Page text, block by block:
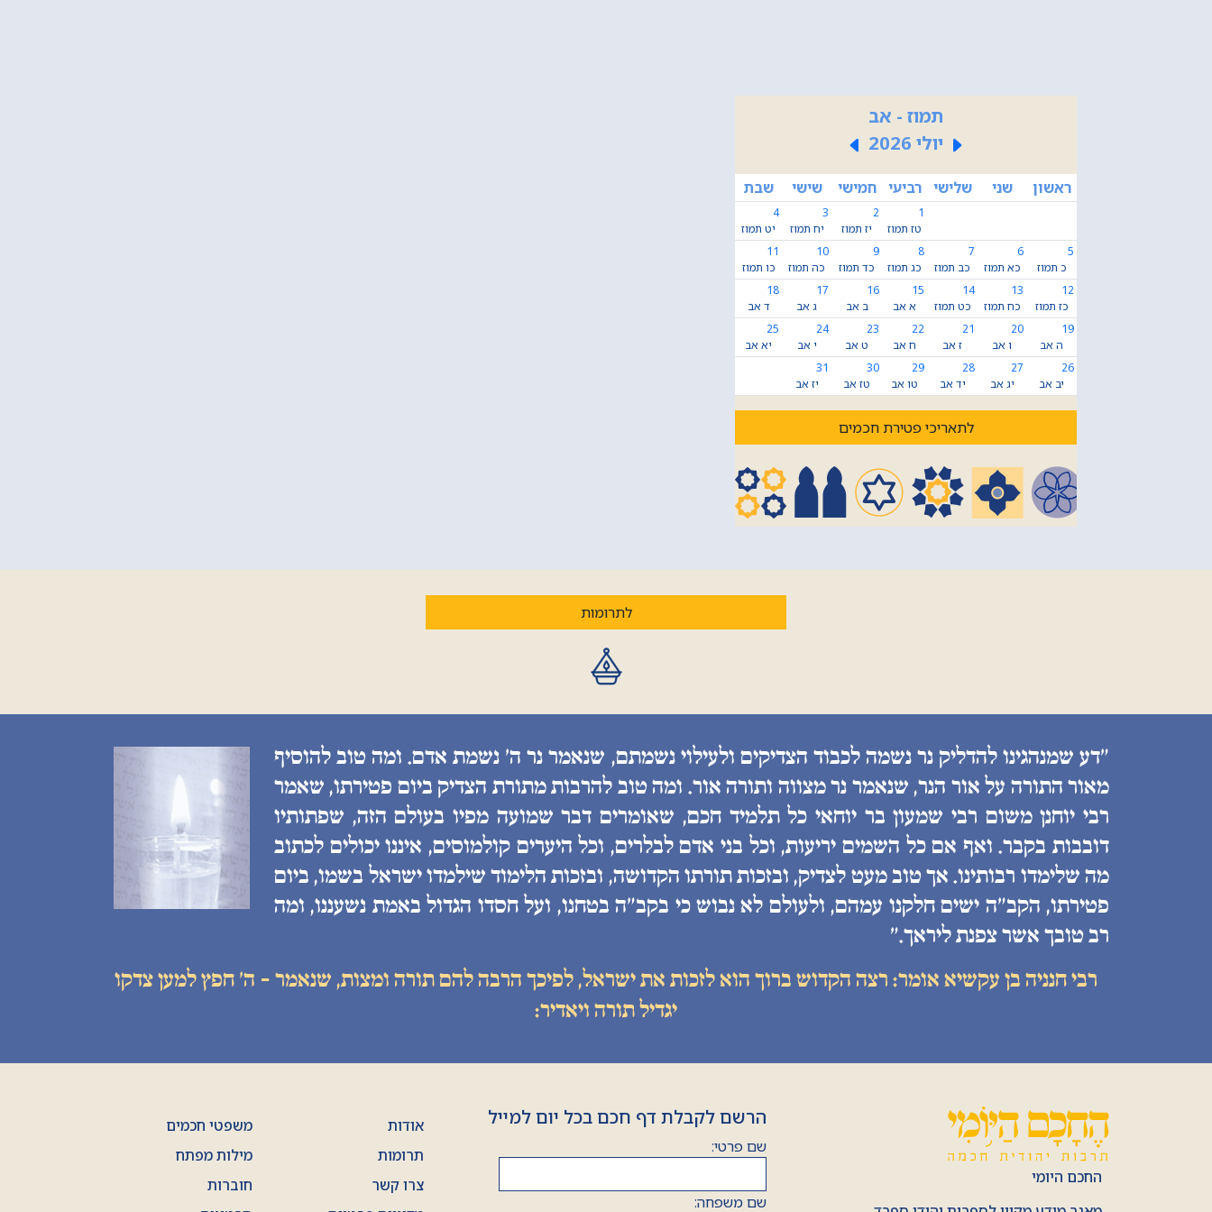
תמוז - אב
יולי 2026
ראשון שני שלישי רביעי חמישי שישי שבת
1
טז תמוז
2
יז תמוז
3
יח תמוז
4
יט תמוז
5
כ תמוז
6
כא תמוז
7
כב תמוז
8
כג תמוז
9
כד תמוז
10
כה תמוז
11
כו תמוז
12
כז תמוז
13
כח תמוז
14
כט תמוז
15
א אב
16
ב אב
17
ג אב
18
ד אב
19
ה אב
20
ו אב
21
ז אב
22
ח אב
23
ט אב
24
י אב
25
יא אב
26
יב אב
27
יג אב
28
יד אב
29
טו אב
30
טז אב
31
יז אב
לתאריכי פטירת חכמים
לתרומות
״דע שמנהגינו להדליק נר נשמה לכבוד הצדיקים ולעילוי נשמתם, שנאמר נר ה׳ נשמת אדם. ומה טוב להוסיף
מאור התורה על אור הנר, שנאמר נר מצווה ותורה אור. ומה טוב להרבות מתורת הצדיק ביום פטירתו, שאמר
רבי יוחנן משום רבי שמעון בר יוחאי כל תלמיד חכם, שאומרים דבר שמועה מפיו בעולם הזה, שפתותיו
דובבות בקבר. ואף אם כל השמים יריעות, וכל בני אדם לבלרים, וכל היערים קולמוסים, איננו יכולים לכתוב
מה שלימדו רבותינו. אך טוב מעט לצדיק, ובזכות תורתו הקדושה, ובזכות הלימוד שילמדו ישראל בשמו, ביום
פטירתו, הקב״ה ישים חלקנו עמהם, ולעולם לא נבוש כי בקב״ה בטחנו, ועל חסדו הגדול באמת נשעננו, ומה
רב טובך אשר צפנת ליראך.״
רבי חנניה בן עקשיא אומר: רצה הקדוש ברוך הוא לזכות את ישראל, לפיכך הרבה להם תורה ומצות, שנאמר - ה׳ חפץ למען צדקו
יגדיל תורה ויאדיר:
החכם היומי
הרשם לקבלת דף חכם בכל יום למייל
שם פרטי:
שם משפחה:
אודות
תרומות
צרו קשר
משפטי חכמים
מילות מפתח
חוברות